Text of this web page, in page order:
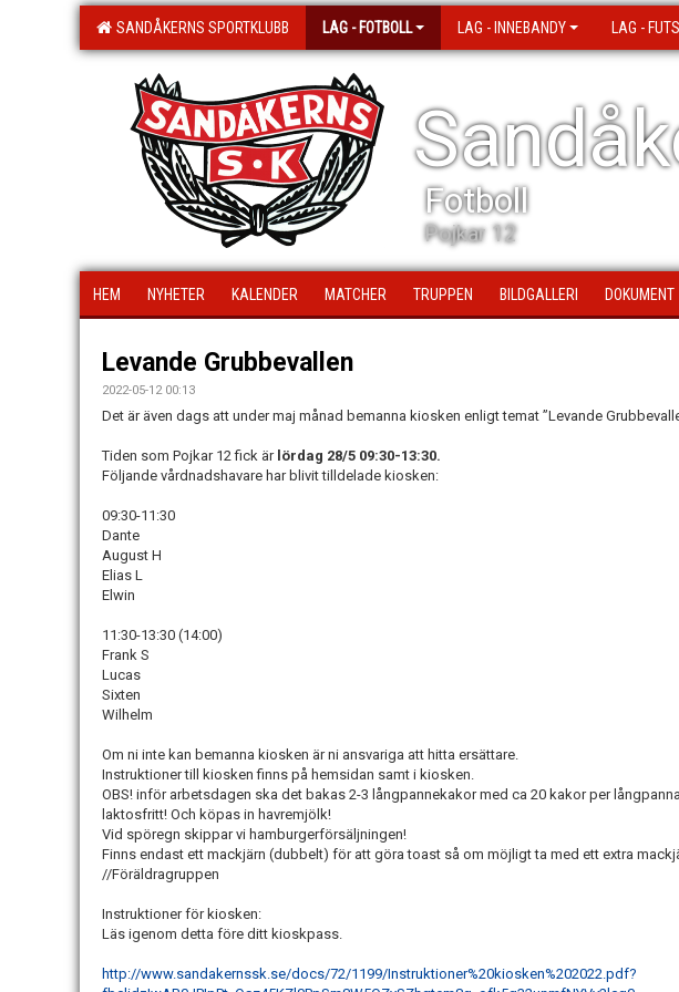
SANDÅKERNS SPORTKLUBB LAG - FOTBOLL LAG - INNEBANDY LAG -
Fotboll
Pojkar 12
HEM NYHETER KALENDER MATCHER TRUPPEN BILDGALLERI DOKUMENT
Levande Grubbevallen
2022-05-12 00:13
Det är även dags att under maj månad bemanna kiosken enligt temat ”Levande
Tiden som Pojkar 12 fick är lördag 28/5 09:30-13:30.
Följande vårdnadshavare har blivit tilldelade kiosken:
09:30-11:30
Dante
August H
Elias L
Elwin
11:30-13:30 (14:00)
Frank S
Lucas
Sixten
Wilhelm
Om ni inte kan bemanna kiosken är ni ansvariga att hitta ersättare.
Instruktioner till kiosken finns på hemsidan samt i kiosken.
OBS! inför arbetsdagen ska det bakas 2-3 långpannekakor med ca 20 kakor per
laktosfritt! Och köpas in havremjölk!
Vid spöregn skippar vi hamburgerförsäljningen!
Finns endast ett mackjärn (dubbelt) för att göra toast så om möjligt ta med ett extra
//Föräldragruppen
Instruktioner för kiosken:
Läs igenom detta före ditt kioskpass.
http://www.sandakernssk.se/docs/72/1199/Instruktioner%20kiosken%202022.pdf?